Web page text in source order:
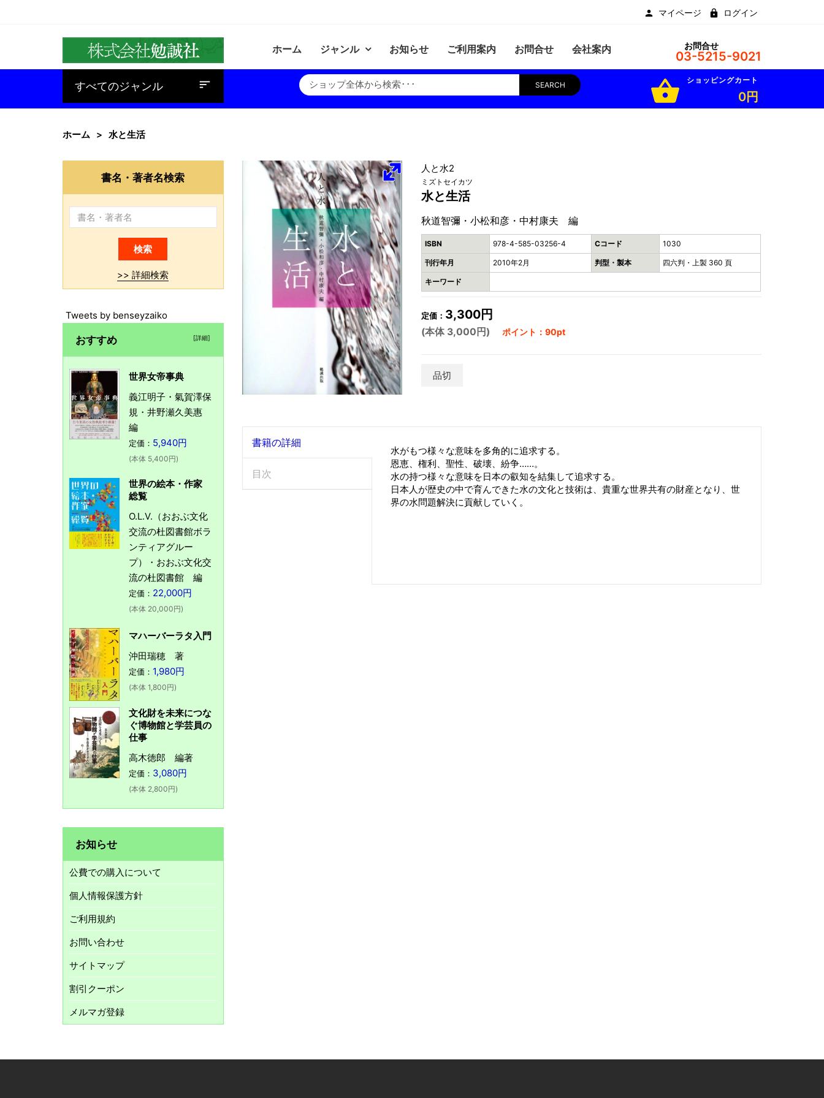
マイページ ログイン
ホーム ジャンル お知らせ ご利用案内 お問合せ 会社案内 お問合せ
03-5215-9021
すべてのジャンル
baseline_sort SEARCH shopping_basket ショッピングカート
0円
ホーム 水と生活
人と水2
ミズトセイカツ
水と生活
秋道智彌・小松和彦・中村康夫 編
ISBN 978-4-585-03256-4 Cコード 1030
刊行年月 2010年2月 判型・製本 四六判・上製 360 頁
キーワード
定価： 3,300円
(本体 3,000円) ポイント：90pt
品切
書籍の詳細
目次
水がもつ様々な意味を多角的に追求する。
恩恵、権利、聖性、破壊、紛争……。
水の持つ様々な意味を日本の叡知を結集して追求する。
日本人が歴史の中で育んできた水の文化と技術は、貴重な世界共有の財産となり、世
界の水問題解決に貢献していく。
書名・著者名検索
>> 詳細検索
Tweets by benseyzaiko
おすすめ [詳細]
世界女帝事典
義江明子・氣賀澤保
規・井野瀬久美惠
編
定価： 5,940円
(本体 5,400円)
世界の絵本・作家
総覧
O.L.V.（おおぶ文化
交流の杜図書館ボラ
ンティアグルー
プ）・おおぶ文化交
流の杜図書館 編
定価： 22,000円
(本体 20,000円)
マハーバーラタ入門
沖田瑞穂 著
定価： 1,980円
(本体 1,800円)
文化財を未来につな
ぐ博物館と学芸員の
仕事
高木徳郎 編著
定価： 3,080円
(本体 2,800円)
お知らせ
公費での購入について
個人情報保護方針
ご利用規約
お問い合わせ
サイトマップ
割引クーポン
メルマガ登録